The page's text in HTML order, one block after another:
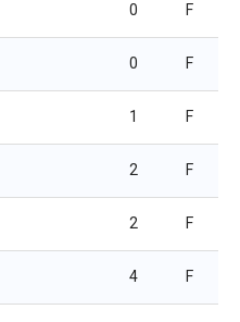
0 F
0 F
1 F
2 F
2 F
4 F